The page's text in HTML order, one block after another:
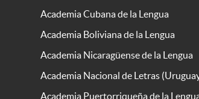
Academia Cubana de la Lengua
Academia Boliviana de la Lengua
Academia Nicaragüense de la Lengua
Academia Nacional de Letras
Academia Puertorriqueña de la